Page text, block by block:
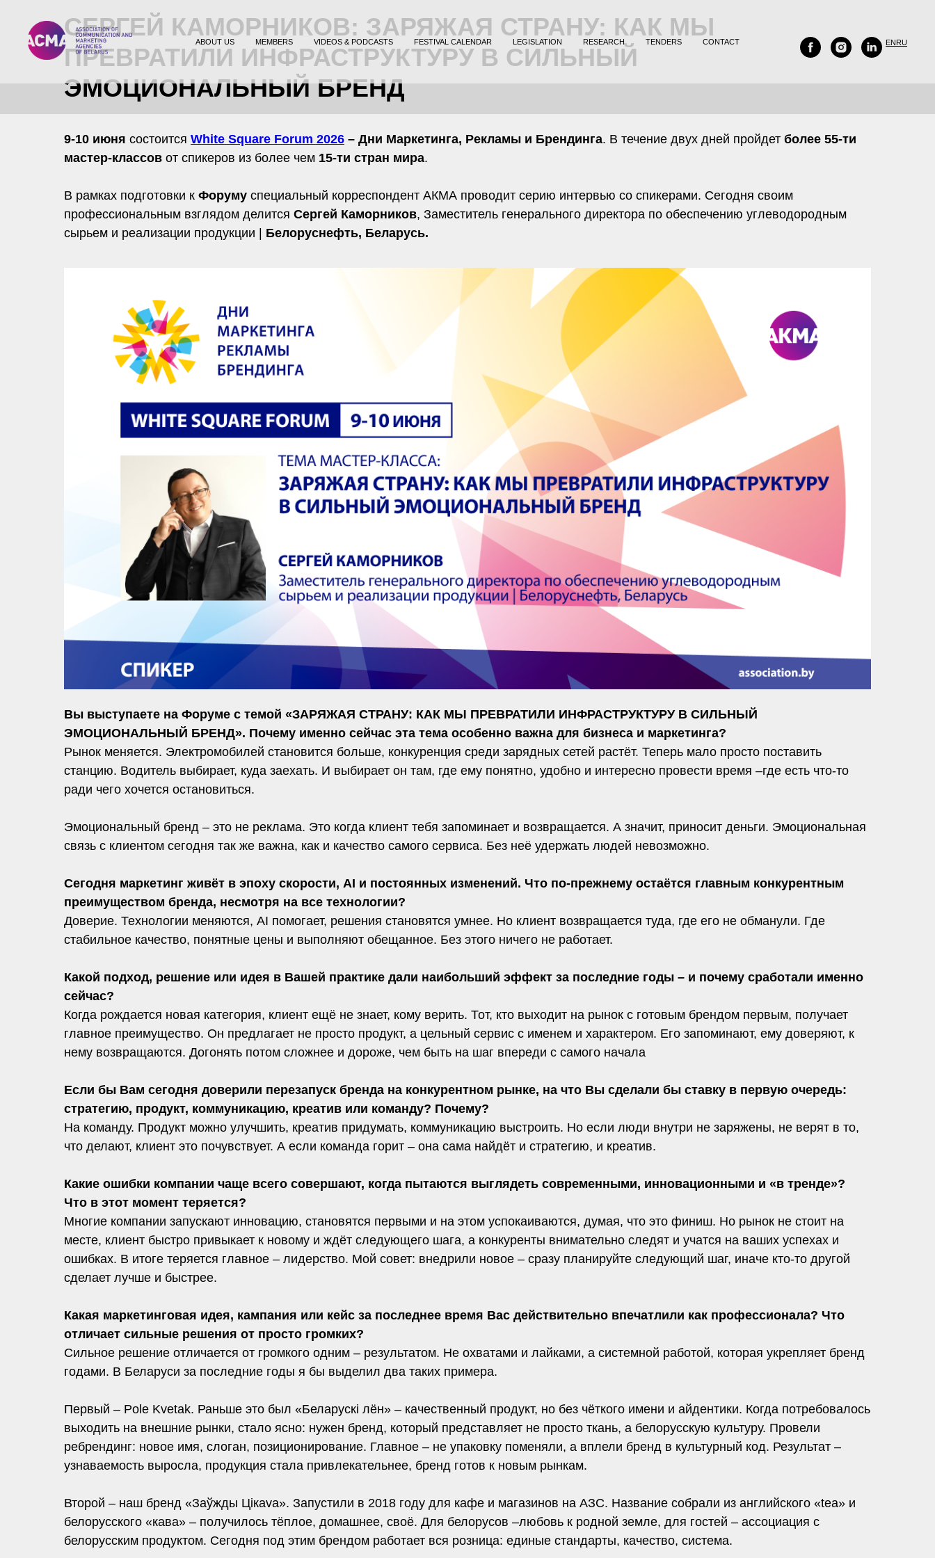
ABOUT US MEMBERS VIDEOS & PODCASTS FESTIVAL CALENDAR LEGISLATION RESEARCH TENDERS CONTACT ENRU
СЕРГЕЙ КАМОРНИКОВ: ЗАРЯЖАЯ СТРАНУ: КАК МЫ
ПРЕВРАТИЛИ ИНФРАСТРУКТУРУ В СИЛЬНЫЙ
ЭМОЦИОНАЛЬНЫЙ БРЕНД
9-10 июня состоится White Square Forum 2026 – Дни Маркетинга, Рекламы и Брендинга. В течение двух дней пройдет более 55-ти
мастер-классов от спикеров из более чем 15-ти стран мира.
В рамках подготовки к Форуму специальный корреспондент АКМА проводит серию интервью со спикерами. Сегодня своим
профессиональным взглядом делится Сергей Каморников, Заместитель генерального директора по обеспечению углеводородным
сырьем и реализации продукции | Белоруснефть, Беларусь.
Вы выступаете на Форуме с темой «ЗАРЯЖАЯ СТРАНУ: КАК МЫ ПРЕВРАТИЛИ ИНФРАСТРУКТУРУ В СИЛЬНЫЙ
ЭМОЦИОНАЛЬНЫЙ БРЕНД». Почему именно сейчас эта тема особенно важна для бизнеса и маркетинга?
Рынок меняется. Электромобилей становится больше, конкуренция среди зарядных сетей растёт. Теперь мало просто поставить
станцию. Водитель выбирает, куда заехать. И выбирает он там, где ему понятно, удобно и интересно провести время –где есть что-то
ради чего хочется остановиться.
Эмоциональный бренд – это не реклама. Это когда клиент тебя запоминает и возвращается. А значит, приносит деньги. Эмоциональная
связь с клиентом сегодня так же важна, как и качество самого сервиса. Без неё удержать людей невозможно.
Сегодня маркетинг живёт в эпоху скорости, AI и постоянных изменений. Что по-прежнему остаётся главным конкурентным
преимуществом бренда, несмотря на все технологии?
Доверие. Технологии меняются, AI помогает, решения становятся умнее. Но клиент возвращается туда, где его не обманули. Где
стабильное качество, понятные цены и выполняют обещанное. Без этого ничего не работает.
Какой подход, решение или идея в Вашей практике дали наибольший эффект за последние годы – и почему сработали именно
сейчас?
Когда рождается новая категория, клиент ещё не знает, кому верить. Тот, кто выходит на рынок с готовым брендом первым, получает
главное преимущество. Он предлагает не просто продукт, а цельный сервис с именем и характером. Его запоминают, ему доверяют, к
нему возвращаются. Догонять потом сложнее и дороже, чем быть на шаг впереди с самого начала
Если бы Вам сегодня доверили перезапуск бренда на конкурентном рынке, на что Вы сделали бы ставку в первую очередь:
стратегию, продукт, коммуникацию, креатив или команду? Почему?
На команду. Продукт можно улучшить, креатив придумать, коммуникацию выстроить. Но если люди внутри не заряжены, не верят в то,
что делают, клиент это почувствует. А если команда горит – она сама найдёт и стратегию, и креатив.
Какие ошибки компании чаще всего совершают, когда пытаются выглядеть современными, инновационными и «в тренде»?
Что в этот момент теряется?
Многие компании запускают инновацию, становятся первыми и на этом успокаиваются, думая, что это финиш. Но рынок не стоит на
месте, клиент быстро привыкает к новому и ждёт следующего шага, а конкуренты внимательно следят и учатся на ваших успехах и
ошибках. В итоге теряется главное – лидерство. Мой совет: внедрили новое – сразу планируйте следующий шаг, иначе кто-то другой
сделает лучше и быстрее.
Какая маркетинговая идея, кампания или кейс за последнее время Вас действительно впечатлили как профессионала? Что
отличает сильные решения от просто громких?
Сильное решение отличается от громкого одним – результатом. Не охватами и лайками, а системной работой, которая укрепляет бренд
годами. В Беларуси за последние годы я бы выделил два таких примера.
Первый – Pole Kvetak. Раньше это был «Беларускі лён» – качественный продукт, но без чёткого имени и айдентики. Когда потребовалось
выходить на внешние рынки, стало ясно: нужен бренд, который представляет не просто ткань, а белорусскую культуру. Провели
ребрендинг: новое имя, слоган, позиционирование. Главное – не упаковку поменяли, а вплели бренд в культурный код. Результат –
узнаваемость выросла, продукция стала привлекательнее, бренд готов к новым рынкам.
Второй – наш бренд «Заўжды Цікаvа». Запустили в 2018 году для кафе и магазинов на АЗС. Название собрали из английского «tea» и
белорусского «кава» – получилось тёплое, домашнее, своё. Для белорусов –любовь к родной земле, для гостей – ассоциация с
белорусским продуктом. Сегодня под этим брендом работает вся розница: единые стандарты, качество, система.